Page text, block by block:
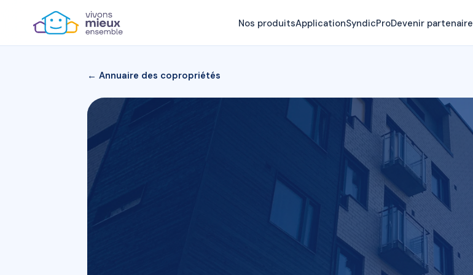
Nos produitsApplicationSyndicProDevenir partenaire
← Annuaire des copropriétés